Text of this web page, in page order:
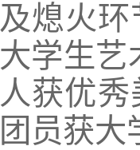
及熄火
大学生艺
人获优
团员获大